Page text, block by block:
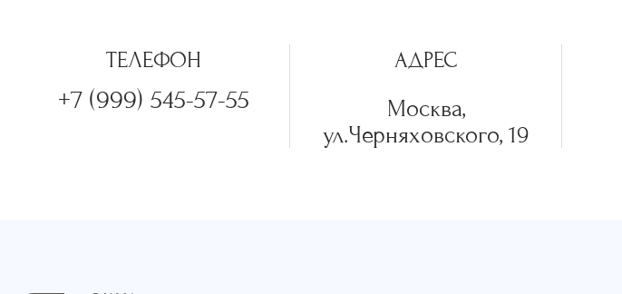
ТЕЛЕФОН
+7 (999) 545-57-55
АДРЕС
Москва,
ул.Черняховского, 19